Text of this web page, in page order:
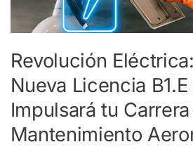
Revolución
Nueva Licencia
Impulsará tu
Mantenimiento
de
EASA
tu
Carrera
en
Mantenimiento